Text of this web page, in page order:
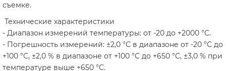
съемке.
Технические характеристики
- Диапазон измерений температуры: от -20 до +2000 °С.
- Погрешность измерений: ±2,0 °С в диапазоне от -20 °С до
+100 °С, ±2,0 % в диапазоне от +100 °С до +650 °С, ±3,0 % при
температуре выше +650 °С.